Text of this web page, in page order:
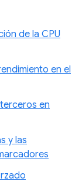
de la CPU
en el
en
y las